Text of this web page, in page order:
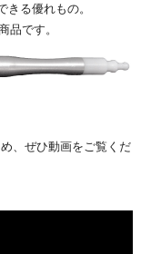
る優れもの。
品です。
、ぜひ動画をご覧くだ